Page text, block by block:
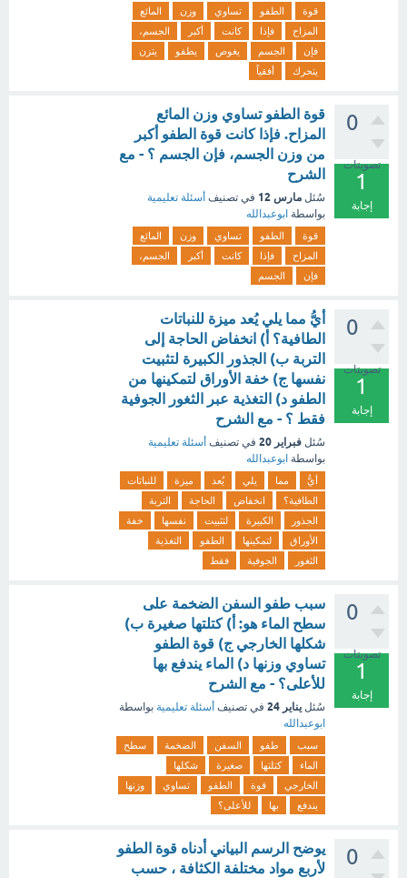
قوة الطفو تساوي وزن
المائع
المزاح
فإذا كانت أكبر
الجسم،
فإن
الجسم يغوص يطفو
يتزن
يتحرك
أفقياً
0
تصويتات
1
إجابة
قوة الطفو تساوي وزن المائع
المزاح. فإذا كانت قوة الطفو أكبر
من وزن الجسم، فإن الجسم ؟ - مع
الشرح
سُئل مارس 12 في تصنيف أسئلة تعليمية
بواسطة ابوعبدالله
قوة الطفو تساوي وزن
المائع
المزاح
فإذا كانت أكبر
الجسم،
فإن
الجسم
0
تصويتات
1
إجابة
أيُّ مما يلي يُعد ميزة للنباتات
الطافية؟ أ) انخفاض الحاجة إلى
التربة ب) الجذور الكبيرة لتثبيت
نفسها ج) خفة الأوراق لتمكينها من
الطفو د) التغذية عبر الثغور الجوفية
فقط ؟ - مع الشرح
سُئل فبراير 20 في تصنيف أسئلة تعليمية
بواسطة ابوعبدالله
أيُّ مما يلي يُعد ميزة
للنباتات
الطافية؟
انخفاض الحاجة
التربة
الجذور
الكبيرة لتثبيت نفسها
خفة
الأوراق
لتمكينها الطفو
التغذية
الثغور
الجوفية فقط
0
تصويتات
1
إجابة
سبب طفو السفن الضخمة على
سطح الماء هو: أ) كتلتها صغيرة ب)
شكلها الخارجي ج) قوة الطفو
تساوي وزنها د) الماء يندفع بها
للأعلى؟ - مع الشرح
سُئل يناير 24 في تصنيف أسئلة تعليمية بواسطة
ابوعبدالله
سبب طفو السفن الضخمة
سطح
الماء
كتلتها صغيرة
شكلها
الخارجي
قوة الطفو تساوي
وزنها
يندفع
بها للأعلى؟
0
يوضح الرسم البياني أدناه قوة الطفو
لأربع مواد مختلفة الكثافة ، حسب